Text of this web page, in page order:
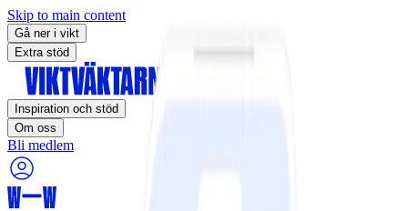
Skip to main content
Gå ner i vikt
Extra stöd
Inspiration och stöd
Om oss
Bli medlem